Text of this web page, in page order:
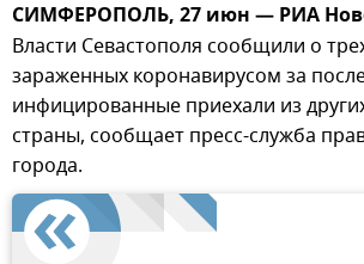
СИМФЕРОПОЛЬ, 27 июн — РИА
Власти Севастополя сообщили о
зараженных коронавирусом за
инфицированные приехали из
страны, сообщает пресс-служба
города.